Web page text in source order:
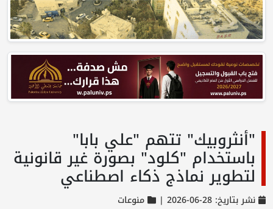
"أنثروبيك" تتهم "علي بابا"
باستخدام "كلود" بصورة غير قانونية
لتطوير نماذج ذكاء اصطناعي
نشر بتاريخ: 28-06-2026 | منوعات